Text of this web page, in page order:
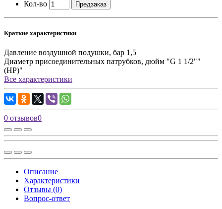
Кол-во Предзаказ
Краткие характеристики
Давление воздушной подушки, бар 1,5
Диаметр присоединительных патрубков, дюйм "G 1 1/2""
(НР)"
Все характеристики
0 отзывов0
Описание
Характеристики
Отзывы (0)
Вопрос-ответ